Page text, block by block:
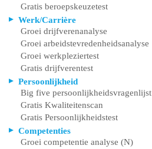
Gratis beroepskeuzetest
Werk/Carrière
Groei drijfverenanalyse
Groei arbeidstevredenheidsanalyse
Groei werkpleziertest
Gratis drijfverentest
Persoonlijkheid
Big five persoonlijkheidsvragenlijst
Gratis Kwaliteitenscan
Gratis Persoonlijkheidstest
Competenties
Groei competentie analyse (N)